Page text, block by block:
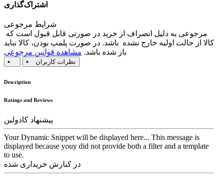
اشتراک‌گذاری
شرایط مرجوعی
کالا از حالت اولیه خارج نشده باشد. در صورت پلمپ بودن، کالا نباید
باز شده باشد. مشاهده قوانین مرجوعی
نظرات کاربران
Description
Ratings and Reviews
پیشنهاد کادولین
Your Dynamic Snippet will be displayed here... This message is
displayed because youy did not provide both a filter and a template
to use.
در کنارش خریداری شده